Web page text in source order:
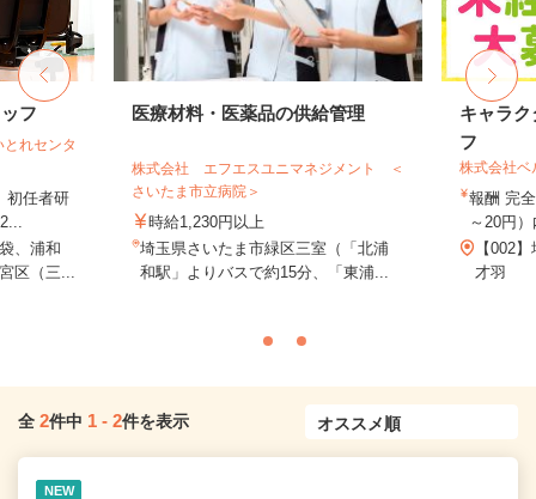
フ
れセンタ
初任者研
、浦和
区（三...
医療材料・医薬品の供給管理
株式会社 エフエスユニマネジメント ＜
さいたま市立病院＞
時給1,230円以上
埼玉県さいたま市緑区三室（「北浦
和駅」よりバスで約15分、「東浦...
キャラ
フ
株式会社ベ
報酬 完
～20円
【002
才羽
全 2件中 1 - 2件を表示
NEW